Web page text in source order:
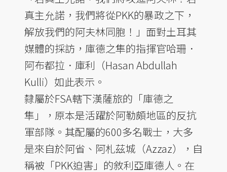
真主允諾，我們將從PKK的暴政之下，
解放我們的阿夫林同胞！」面對土耳其
媒體的採訪，庫德之隼的指揮官哈珊．
阿布都拉．庫利（Hasan Abdullah
Kulli）如此表示。
隸屬於FSA轄下漢薩旅的「庫德之
隼」，原本是活躍於阿勒頗地區的反抗
軍部隊。其配屬的600多名戰士，大多
是來自於阿省、阿札茲城（Azzaz），自
稱被「PKK迫害」的敘利亞庫德人。在